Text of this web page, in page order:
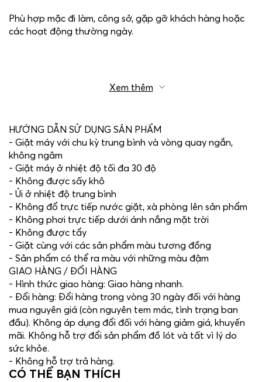
Phù hợp mặc đi làm, công sở, gặp gỡ khách hàng hoặc
các hoạt động thường ngày.
Xem thêm
HƯỚNG DẪN SỬ DỤNG SẢN PHẨM
- Giặt máy với chu kỳ trung bình và vòng quay ngắn,
không ngâm
- Giặt máy ở nhiệt độ tối đa 30 độ
- Không được sấy khô
- Ủi ở nhiệt độ trung bình
- Không đổ trực tiếp nước giặt, xà phòng lên sản phẩm
- Không phơi trực tiếp dưới ánh nắng mặt trời
- Không được tẩy
- Giặt cùng với các sản phẩm màu tương đồng
- Sản phẩm có thể ra màu với những màu đậm
GIAO HÀNG / ĐỔI HÀNG
- Hình thức giao hàng: Giao hàng nhanh.
- Đổi hàng: Đổi hàng trong vòng 30 ngày đối với hàng
mua nguyên giá (còn nguyên tem mác, tình trạng ban
đầu). Không áp dụng đổi đối với hàng giảm giá, khuyến
mãi. Không hỗ trợ đổi sản phẩm đồ lót và tất vì lý do
sức khỏe.
- Không hỗ trợ trả hàng.
CÓ THỂ BẠN THÍCH